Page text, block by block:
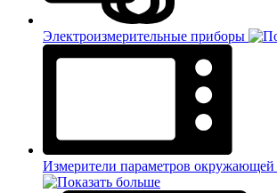
Электроизмерительные приборы
Измерители параметров окружающей